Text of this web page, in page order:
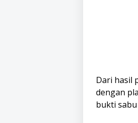
Dari hasil
dengan
bukti